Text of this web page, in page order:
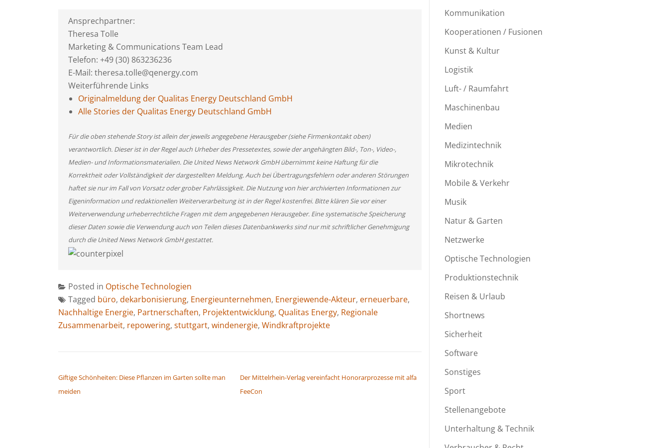
Ansprechpartner:
Theresa Tolle
Marketing & Communications Team Lead
Telefon: +49 (30) 863236236
E-Mail: theresa.tolle@qenergy.com
Weiterführende Links
Originalmeldung der Qualitas Energy Deutschland GmbH
Alle Stories der Qualitas Energy Deutschland GmbH
Für die oben stehende Story ist allein der jeweils angegebene Herausgeber (siehe Firmenkontakt oben)
verantwortlich. Dieser ist in der Regel auch Urheber des Pressetextes, sowie der angehängten Bild-, Ton-, Video-,
Medien- und Informationsmaterialien. Die United News Network GmbH übernimmt keine Haftung für die
Korrektheit oder Vollständigkeit der dargestellten Meldung. Auch bei Übertragungsfehlern oder anderen Störungen
haftet sie nur im Fall von Vorsatz oder grober Fahrlässigkeit. Die Nutzung von hier archivierten Informationen zur
Eigeninformation und redaktionellen Weiterverarbeitung ist in der Regel kostenfrei. Bitte klären Sie vor einer
Weiterverwendung urheberrechtliche Fragen mit dem angegebenen Herausgeber. Eine systematische Speicherung
dieser Daten sowie die Verwendung auch von Teilen dieses Datenbankwerks sind nur mit schriftlicher Genehmigung
durch die United News Network GmbH gestattet.
Posted in Optische Technologien
Tagged büro, dekarbonisierung, Energieunternehmen, Energiewende-Akteur, erneuerbare,
Nachhaltige Energie, Partnerschaften, Projektentwicklung, Qualitas Energy, Regionale
Zusammenarbeit, repowering, stuttgart, windenergie, Windkraftprojekte
Giftige Schönheiten: Diese Pflanzen im Garten sollte man
meiden
Der Mittelrhein-Verlag vereinfacht Honorarprozesse mit alfa
FeeCon
Kommunikation
Kooperationen / Fusionen
Kunst & Kultur
Logistik
Luft- / Raumfahrt
Maschinenbau
Medien
Medizintechnik
Mikrotechnik
Mobile & Verkehr
Musik
Natur & Garten
Netzwerke
Optische Technologien
Produktionstechnik
Reisen & Urlaub
Shortnews
Sicherheit
Software
Sonstiges
Sport
Stellenangebote
Unterhaltung & Technik